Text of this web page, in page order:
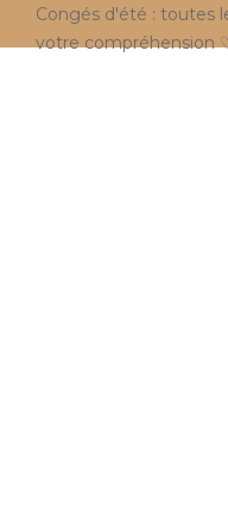
Congés d'été : toutes
votre compréhension